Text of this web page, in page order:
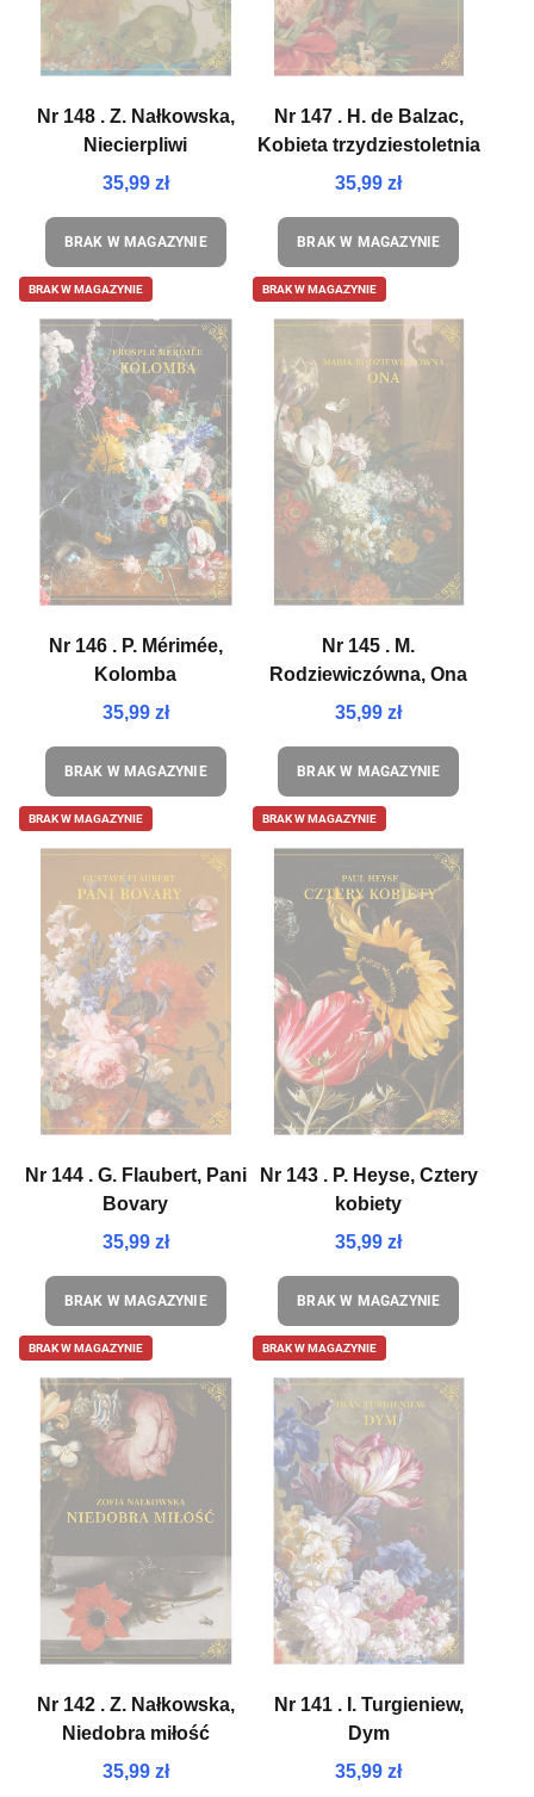
Nr 148 . Z. Nałkowska,
Niecierpliwi
35,99 zł
BRAK W MAGAZYNIE
Nr 147 . H. de Balzac,
Kobieta trzydziestoletnia
35,99 zł
BRAK W MAGAZYNIE
BRAK W MAGAZYNIE
Nr 146 . P. Mérimée,
Kolomba
35,99 zł
BRAK W MAGAZYNIE
BRAK W MAGAZYNIE
Nr 145 . M.
Rodziewiczówna, Ona
35,99 zł
BRAK W MAGAZYNIE
BRAK W MAGAZYNIE
Nr 144 . G. Flaubert, Pani
Bovary
35,99 zł
BRAK W MAGAZYNIE
BRAK W MAGAZYNIE
Nr 143 . P. Heyse, Cztery
kobiety
35,99 zł
BRAK W MAGAZYNIE
BRAK W MAGAZYNIE
Nr 142 . Z. Nałkowska,
Niedobra miłość
35,99 zł
BRAK W MAGAZYNIE
Nr 141 . I. Turgieniew,
Dym
35,99 zł